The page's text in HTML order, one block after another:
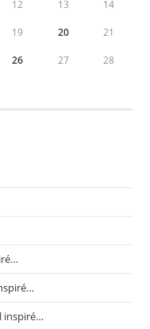
12 13 14
19 20 21
26 27 28
inspiré…